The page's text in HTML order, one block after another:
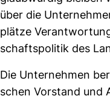
über die
plätze
schafts­po­litik des
Die Unter­nehmen
schen Vor­stand und